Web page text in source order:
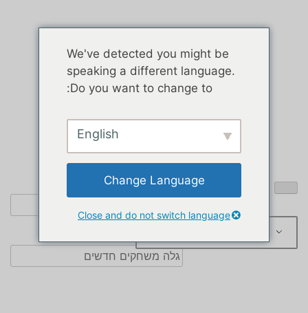
We've detected you might be
speaking a different language.
Do you want to change to:
Change Language
Close and do not switch language